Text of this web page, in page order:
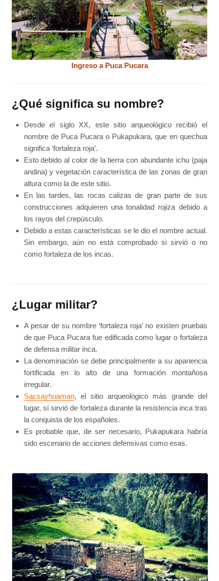
Ingreso a Puca Pucara
¿Qué significa su nombre?
Desde el siglo XX, este sitio arqueológico recibió el
nombre de Puca Pucara o Pukapukara, que en quechua
significa ‘fortaleza roja’.
Esto debido al color de la tierra con abundante ichu (paja
andina) y vegetación característica de las zonas de gran
altura como la de este sitio.
En las tardes, las rocas calizas de gran parte de sus
construcciones adquieren una tonalidad rojiza debido a
los rayos del crepúsculo.
Debido a estas características se le dio el nombre actual.
Sin embargo, aún no está comprobado si sirvió o no
como fortaleza de los incas.
¿Lugar militar?
A pesar de su nombre ‘fortaleza roja’ no existen pruebas
de que Puca Pucara fue edificada como lugar o fortaleza
de defensa militar inca.
La denominación se debe principalmente a su apariencia
fortificada en lo alto de una formación montañosa
irregular.
Sacsayhuaman, el sitio arqueológico más grande del
lugar, sí sirvió de fortaleza durante la resistencia inca tras
la conquista de los españoles.
Es probable que, de ser necesario, Pukapukara habría
sido escenario de acciones defensivas como esas.